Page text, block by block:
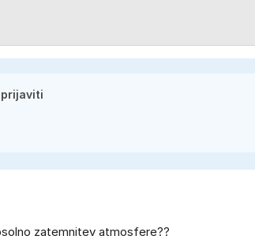
zatemnitev atmosfere??